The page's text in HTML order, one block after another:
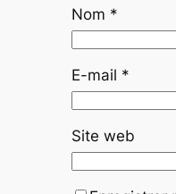
Nom *
E-mail *
Site web